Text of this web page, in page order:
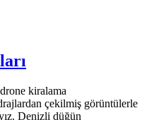
kiralama
çekilmiş görüntülerle
Denizli düğün